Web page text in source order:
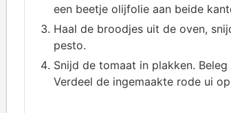
een beetje olijfolie aan beide
Haal de broodjes uit de oven,
pesto.
Snijd de tomaat in plakken.
Verdeel de ingemaakte rode ui